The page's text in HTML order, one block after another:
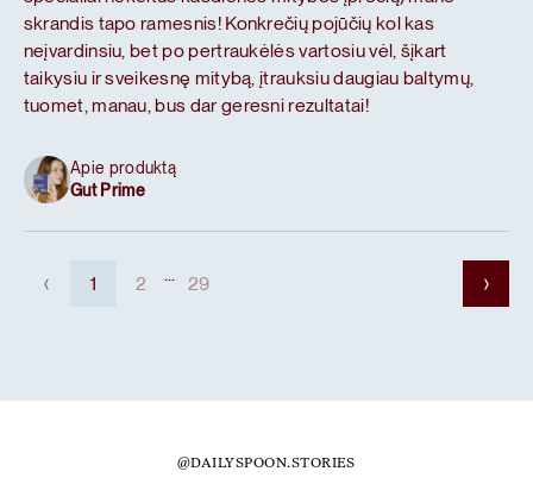
skrandis tapo ramesnis! Konkrečių pojūčių kol kas
neįvardinsiu, bet po pertraukėlės vartosiu vėl, šįkart
taikysiu ir sveikesnę mitybą, įtrauksiu daugiau baltymų,
tuomet, manau, bus dar geresni rezultatai!
Apie produktą
Gut Prime
1 2 ... 29
@DAILYSPOON.STORIES